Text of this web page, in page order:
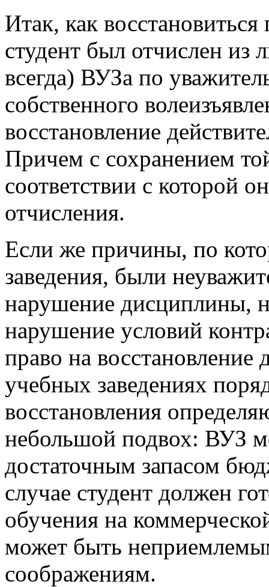
Итак, как
студент был отчислен
всегда) ВУЗа по
собственного
восстановление
Причем с сохранением
соответствии с которой
отчисления.
Если же причины, по
заведения, были
нарушение дисциплины,
нарушение условий
право на восстановление
учебных заведениях
восстановления
небольшой подвох: ВУЗ
достаточным запасом
случае студент должен
обучения на
может быть
соображениям.